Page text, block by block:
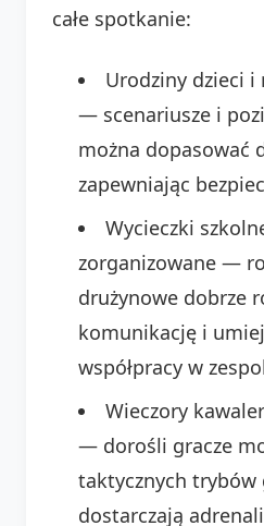
całe spotkanie:
Urodziny dzieci i
— scenariusze i
można dopasować
zapewniając
Wycieczki
zorganizowane —
drużynowe dobrze
komunikację i
współpracy w
Wieczory
— dorośli gracze
taktycznych trybów
dostarczają